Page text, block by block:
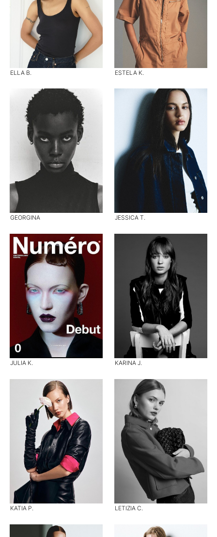
ELLA B. ESTELA K.
GEORGINA JESSICA T.
JULIA K. KARINA J.
KATIA P. LETIZIA C.